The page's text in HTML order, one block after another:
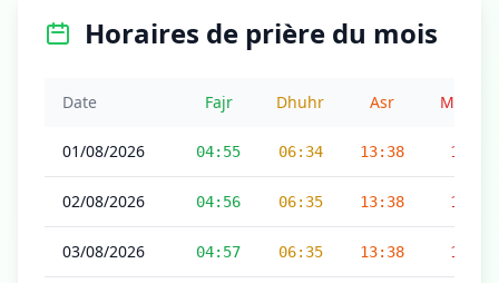
Horaires de prière du mois
Date Fajr Dhuhr Asr
01/08/2026 04:55 06:34 13:38 17:17
02/08/2026 04:56 06:35 13:38 17:17
03/08/2026 04:57 06:35 13:38 17:17